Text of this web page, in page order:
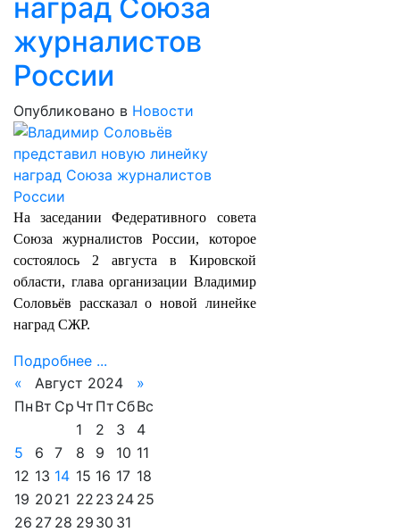
наград Союза
журналистов
России
Опубликовано в Новости
На заседании Федеративного совета
Союза журналистов России, которое
состоялось 2 августа в Кировской
области, глава организации Владимир
Соловьёв рассказал о новой линейке
наград СЖР.
Подробнее ...
«
Август 2024
»
Пн Вт Ср Чт Пт СбВс
1
2 3
4
5
6 7 8 9 10 11
12 13 14 15 16 17 18
19 20 21 22 23 24 25
26 27 28 29 30 31